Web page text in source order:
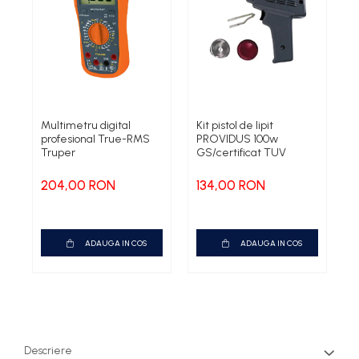
Multimetru digital
profesional True-RMS
Truper
204,00 RON
ADAUGA IN COS
Kit pistol de lipit
PROVIDUS 100w
GS/certificat TUV
134,00 RON
ADAUGA IN COS
Descriere